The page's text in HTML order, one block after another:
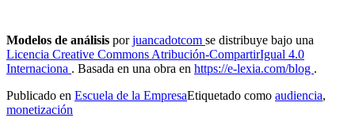
Modelos de análisis porjuancadotcom se distribuye bajo una
Licencia Creative Commons Atribución-CompartirIgual 4.0
Internaciona . Basada en una obra en https://e-lexia.com/blog .
Publicado en Escuela de la EmpresaEtiquetado como audiencia,
monetización